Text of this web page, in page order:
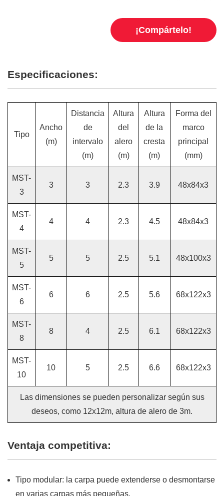
¡Compártelo!
Especificaciones:
Tipo
Ancho
(m)
Distancia
de
intervalo
(m)
Altura
del
alero
(m)
Altura
de la
cresta
(m)
Forma del
marco
principal
(mm)
MST-
3
3 3 2.3 3.9 48x84x3
MST-
4
4 4 2.3 4.5 48x84x3
MST-
5
5 5 2.5 5.1 48x100x3
MST-
6
6 6 2.5 5.6 68x122x3
MST-
8
8 4 2.5 6.1 68x122x3
MST-
10
10 5 2.5 6.6 68x122x3
Las dimensiones se pueden personalizar según sus
deseos, como 12x12m, altura de alero de 3m.
Ventaja competitiva:
Tipo modular: la carpa puede extenderse o desmontarse
en varias carpas más pequeñas.